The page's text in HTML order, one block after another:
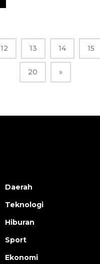
12 13 14 15
20 »
Daerah
Teknologi
Hiburan
Sport
Ekonomi